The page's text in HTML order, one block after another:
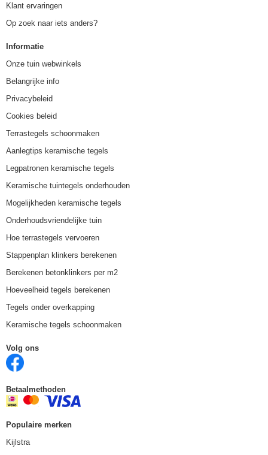
Klant ervaringen
Op zoek naar iets anders?
Informatie
Onze tuin webwinkels
Belangrijke info
Privacybeleid
Cookies beleid
Terrastegels schoonmaken
Aanlegtips keramische tegels
Legpatronen keramische tegels
Keramische tuintegels onderhouden
Mogelijkheden keramische tegels
Onderhoudsvriendelijke tuin
Hoe terrastegels vervoeren
Stappenplan klinkers berekenen
Berekenen betonklinkers per m2
Hoeveelheid tegels berekenen
Tegels onder overkapping
Keramische tegels schoonmaken
Volg ons
Betaalmethoden
Populaire merken
Kijlstra